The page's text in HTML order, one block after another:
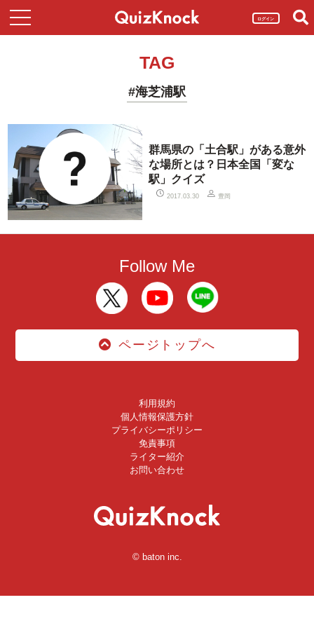
ログイン
TAG
#海芝浦駅
群馬県の「土合駅」がある意外
な場所とは？日本全国「変な
駅」クイズ
2017.03.30 豊岡
Follow Me
ページトップへ
利用規約
個人情報保護方針
プライバシーポリシー
免責事項
ライター紹介
お問い合わせ
© baton inc.